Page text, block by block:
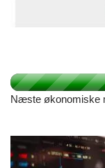
Næste økonomiske